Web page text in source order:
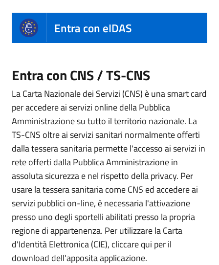
Entra con eIDAS
Entra con CNS / TS-CNS
La Carta Nazionale dei Servizi (CNS) è una smart card
per accedere ai servizi online della Pubblica
Amministrazione su tutto il territorio nazionale. La
TS-CNS oltre ai servizi sanitari normalmente offerti
dalla tessera sanitaria permette l'accesso ai servizi in
rete offerti dalla Pubblica Amministrazione in
assoluta sicurezza e nel rispetto della privacy. Per
usare la tessera sanitaria come CNS ed accedere ai
servizi pubblici on-line, è necessaria l'attivazione
presso uno degli sportelli abilitati presso la propria
regione di appartenenza. Per utilizzare la Carta
d'Identità Elettronica (CIE), cliccare qui per il
download dell'apposita applicazione.